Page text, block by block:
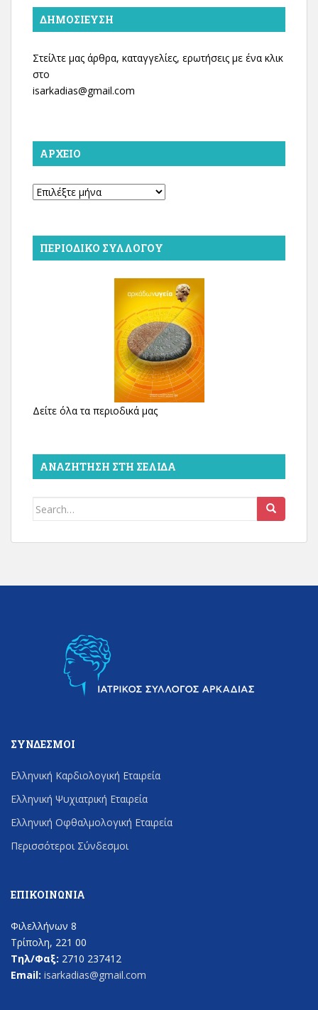
ΔΗΜΟΣΊΕΥΣΗ
Στείλτε μας άρθρα, καταγγελίες, ερωτήσεις με ένα κλικ
στο
isarkadias@gmail.com
ΑΡΧΕΊΟ
Αρχείο
ΠΕΡΙΟΔΙΚΌ ΣΥΛΛΌΓΟΥ
Δείτε όλα τα περιοδικά μας
ΑΝΑΖΉΤΗΣΗ ΣΤΗ ΣΕΛΊΔΑ
Search
ΣΎΝΔΕΣΜΟΙ
Ελληνική Καρδιολογική Εταιρεία
Ελληνική Ψυχιατρική Εταιρεία
Ελληνική Οφθαλμολογική Εταιρεία
Περισσότεροι Σύνδεσμοι
ΕΠΙΚΟΙΝΩΝΊΑ
Φιλελλήνων 8
Τρίπολη, 221 00
Τηλ/Φαξ: 2710 237412
Email: isarkadias@gmail.com